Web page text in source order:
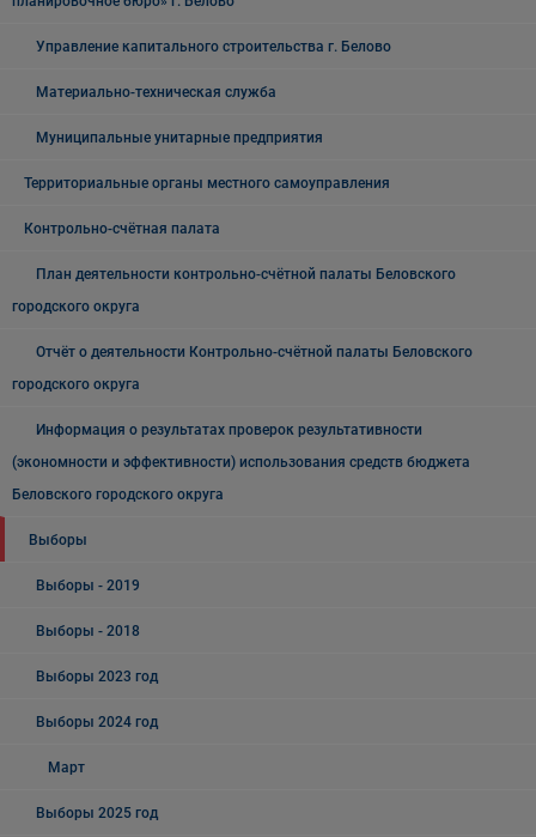
Управление капитального строительства г. Белово
Материально-техническая служба
Муниципальные унитарные предприятия
Территориальные органы местного самоуправления
Контрольно-счётная палата
План деятельности контрольно-счётной палаты Беловского
городского округа
Отчёт о деятельности Контрольно-счётной палаты Беловского
городского округа
Информация о результатах проверок результативности
(экономности и эффективности) использования средств бюджета
Беловского городского округа
Выборы
Выборы - 2019
Выборы - 2018
Выборы 2023 год
Выборы 2024 год
Март
Выборы 2025 год